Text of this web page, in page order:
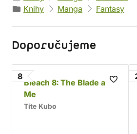
Knihy
Manga Fantasy
Doporučujeme
8
Bleach 8: The Blade and
Me
Tite Kubo